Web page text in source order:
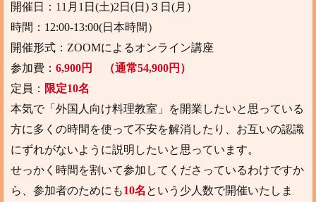
開催日：11月1日(土)2日(日)３日(月）
時間：12:00-13:00(日本時間）
開催形式：ZOOMによるオンライン講座
参加費： 6,900円 （通常54,900円）
定員： 限定10名
本気で「外国人向け料理教室」を開業したいと思っている
方に多くの時間を使って不安を解消したり、お互いの認識
にずれがないように説明したいと思っています。
せっかく時間を割いて参加してくださっているわけですか
ら、参加者のためにも10名 という少人数で開催いたしま